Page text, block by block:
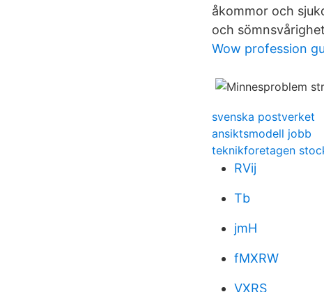
åkommor och
och
Wow profession
svenska postverket
ansiktsmodell jobb
teknikforetagen
RVij
Tb
jmH
fMXRW
VXRS